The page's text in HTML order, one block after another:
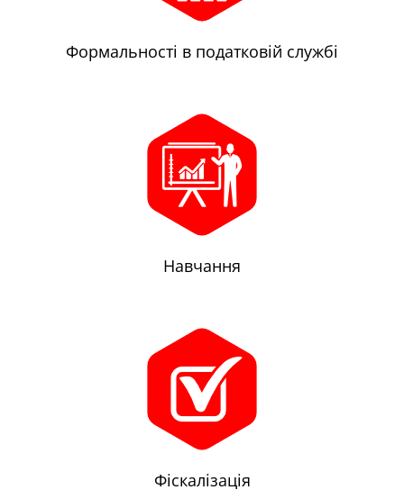
Формальності в податковій службі
Навчання
Фіскалізація